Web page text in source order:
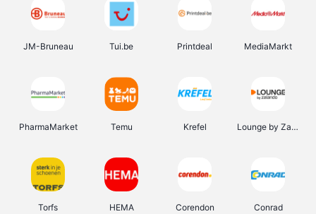
JM-Bruneau Tui.be Printdeal MediaMarkt
PharmaMarket Temu Krefel Lounge by Zalando
Torfs HEMA Corendon Conrad